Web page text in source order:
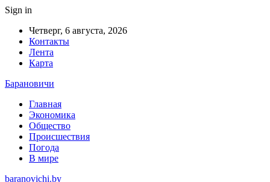
Sign in
Четверг, 6 августа, 2026
Контакты
Лента
Карта
Барановичи
Главная
Экономика
Общество
Происшествия
Погода
В мире
baranovichi.by